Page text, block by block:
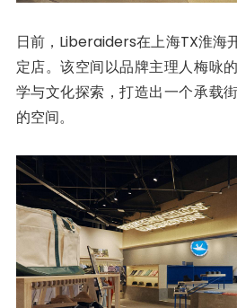
日前，Liberaiders在上海TX淮海
定店。该空间以品牌主理人梅咏
学与文化探索，打造出一个承载
的空间。